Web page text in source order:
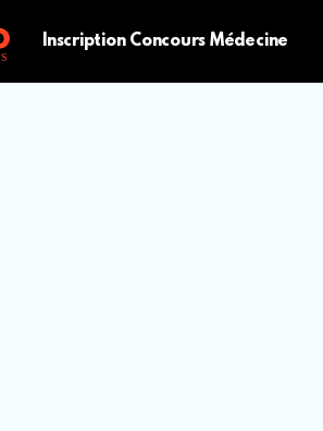
Inscription Concours Médecine